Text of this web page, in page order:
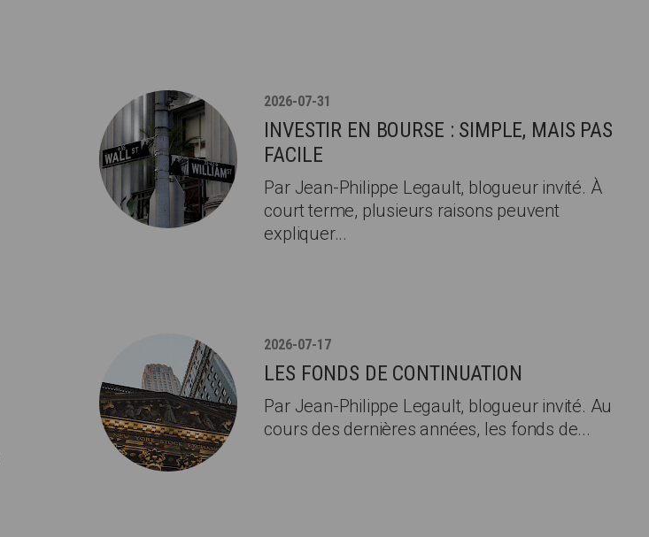
2026-07-31
INVESTIR EN BOURSE : SIMPLE, MAIS PAS
FACILE
Par Jean-Philippe Legault, blogueur invité. À
court terme, plusieurs raisons peuvent
expliquer...
2026-07-17
LES FONDS DE CONTINUATION
Par Jean-Philippe Legault, blogueur invité. Au
cours des dernières années, les fonds de...